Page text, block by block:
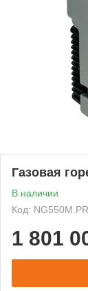
Газовая
В наличии
Код:
1 801